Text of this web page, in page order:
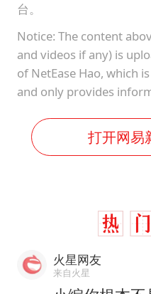
台。
Notice: The content
and videos if any) is
of NetEase Hao, which
and only provides
打开网易
火星网友
来自火星